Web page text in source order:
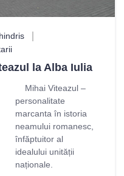
la Alba Iulia
Mihai Viteazul –
personalitate
marcanta în istoria
neamului romanesc,
înfăptuitor al
idealului unității
naționale.